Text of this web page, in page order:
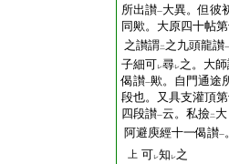
所出讃一大異。但彼
同歟。大原四十帖
之讃謂二 之九頭龍讃一
子細可レ尋レ之。大
偈讃一歟。自門通途
段也。又具支灌頂
四段讃一云。私撿二
阿避庾經十一偈讃一
上 可レ知 レ之